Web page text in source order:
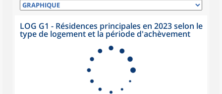
LOG G1 - Résidences principales en 2023 selon le
type de logement et la période d'achèvement